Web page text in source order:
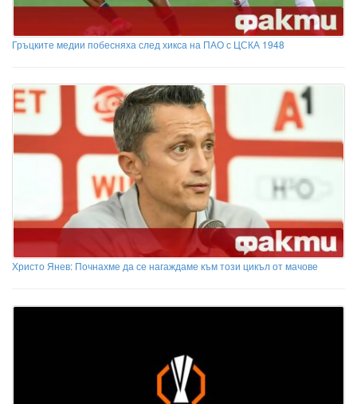
Гръцките медии побесняха след хикса на ПАО с ЦСКА 1948
Христо Янев: Почнахме да се нагаждаме към този цикъл от мачове